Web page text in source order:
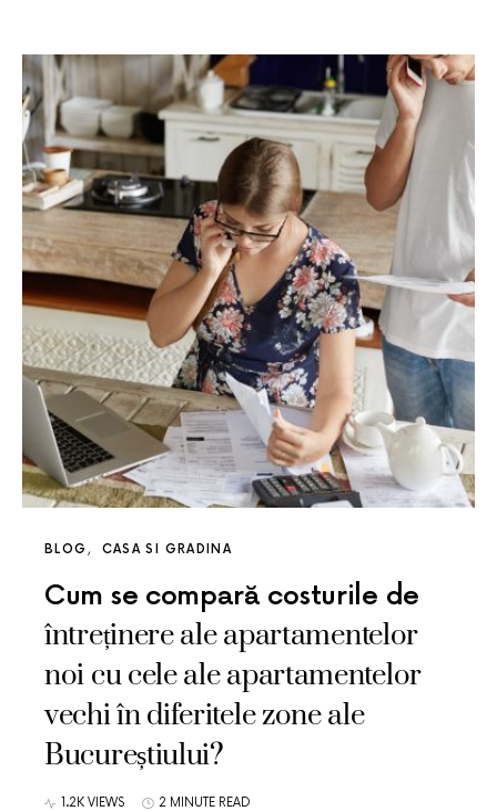
BLOG CASA SI GRADINA
Cum se compară costurile de
întreținere ale apartamentelor
noi cu cele ale apartamentelor
vechi în diferitele zone ale
Bucureștiului?
1.2K VIEWS 2 MINUTE READ